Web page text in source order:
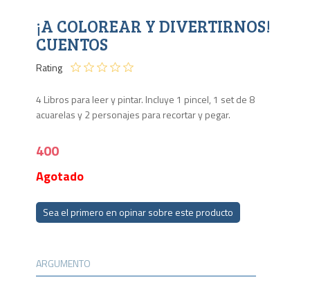
¡A COLOREAR Y DIVERTIRNOS!
CUENTOS
Rating
4 Libros para leer y pintar. Incluye 1 pincel, 1 set de 8
acuarelas y 2 personajes para recortar y pegar.
400
Agotado
Sea el primero en opinar sobre este producto
ARGUMENTO